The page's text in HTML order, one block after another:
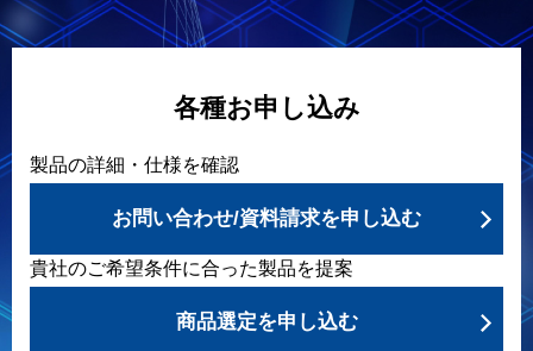
各種お申し込み
製品の詳細・仕様を確認
お問い合わせ/資料請求を申し込む
貴社のご希望条件に合った製品を提案
商品選定を申し込む